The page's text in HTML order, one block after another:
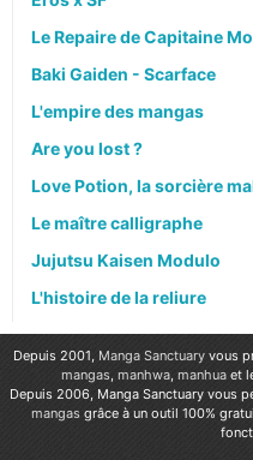
Le Repaire de Capitaine
Baki Gaiden - Scarface
L'empire des mangas
Are you lost ?
Love Potion, la sorcière
Le maître calligraphe
Jujutsu Kaisen Modulo
L'histoire de la reliure
Depuis 2001, Manga Sanctuary vous
mangas, manhwa, manhuaet
Depuis 2006, Manga Sanctuary vous
mangas grâce à un outil 100%